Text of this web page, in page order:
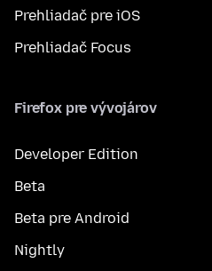
Prehliadač pre iOS
Prehliadač Focus
Firefox pre vývojárov
Developer Edition
Beta
Beta pre Android
Nightly